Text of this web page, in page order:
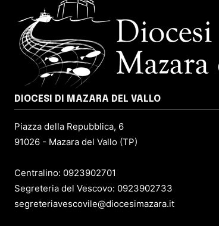
DIOCESI DI MAZARA DEL VALLO
Piazza della Repubblica, 6
91026 - Mazara del Vallo (TP)
Centralino: 0923902701
Segreteria del Vescovo: 0923902733
segreteriavescovile@diocesimazara.it